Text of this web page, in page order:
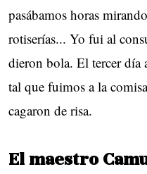
pasábamos horas
rotiserías... Yo fui al
dieron bola. El tercer día
tal que fuimos a la
cagaron de risa.
El maestro